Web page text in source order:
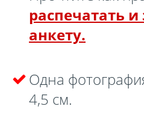
распечатать
анкету.
Одна
4,5 см.